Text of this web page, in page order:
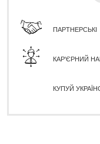
ПАРТНЕРСЬКІ
КАР'ЄРНИЙ
КУПУЙ